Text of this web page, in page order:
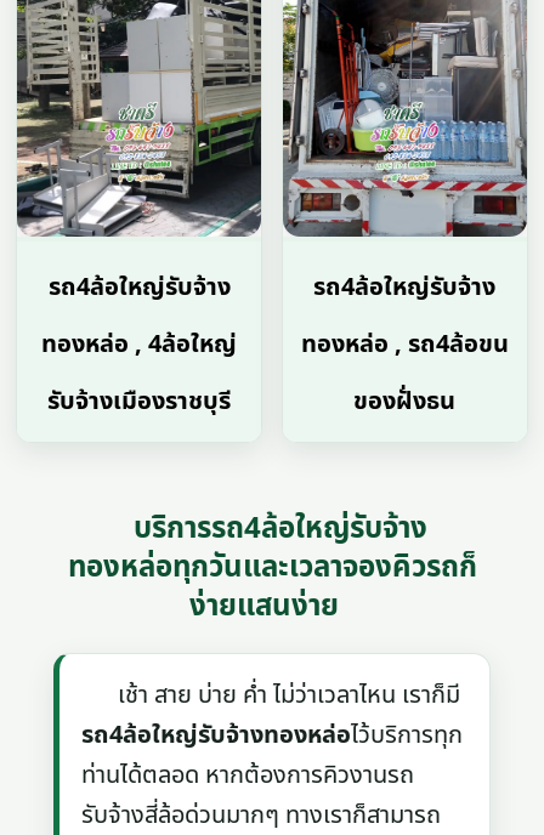
รถ4ล้อใหญ่รับจ้าง
ทองหล่อ , 4ล้อใหญ่
รับจ้างเมืองราชบุรี
รถ4ล้อใหญ่รับจ้าง
ทองหล่อ , รถ4ล้อขน
ของฝั่งธน
บริการรถ4ล้อใหญ่รับจ้าง
ทองหล่อทุกวันและเวลาจองคิวรถก็
ง่ายแสนง่าย
เช้า สาย บ่าย ค่ำ ไม่ว่าเวลาไหน เราก็มี
รถ4ล้อใหญ่รับจ้างทองหล่อไว้บริการทุก
ท่านได้ตลอด หากต้องการคิวงานรถ
รับจ้างสี่ล้อด่วนมากๆ ทางเราก็สามารถ